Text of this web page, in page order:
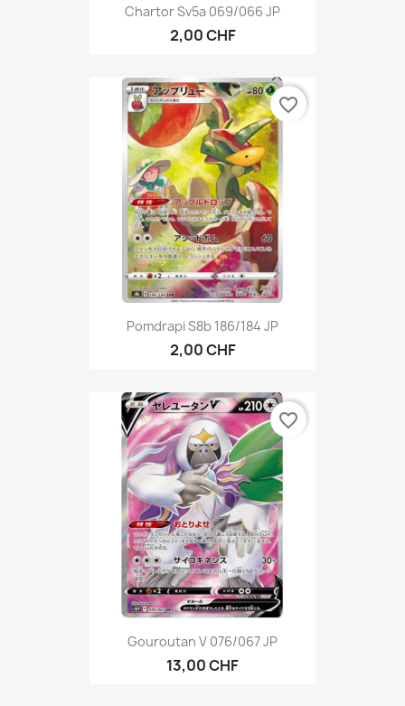
Chartor Sv5a 069/066 JP
2,00 CHF
Pomdrapi S8b 186/184 JP
2,00 CHF
favorite_border
Gouroutan V 076/067 JP
13,00 CHF
favorite_border